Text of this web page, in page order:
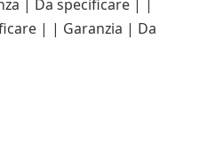
| Da specificare | |
| | Garanzia | Da